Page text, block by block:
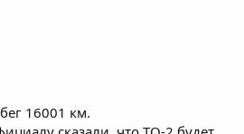
16001 км.